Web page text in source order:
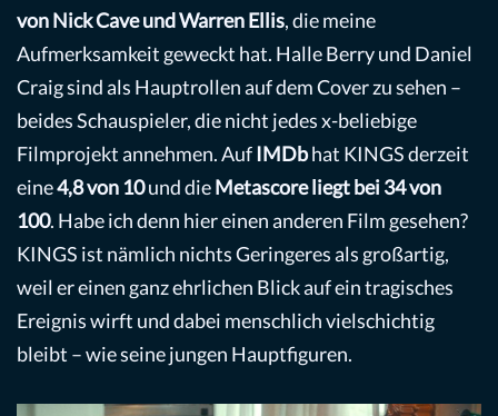
von Nick Cave und Warren Ellis, die meine
Aufmerksamkeit geweckt hat. Halle Berry und Daniel
Craig sind als Hauptrollen auf dem Cover zu sehen –
beides Schauspieler, die nicht jedes x-beliebige
Filmprojekt annehmen. AufIMDbhat KINGS derzeit
eine4,8 von 10und dieMetascore liegt bei 34 von
100. Habe ich denn hier einen anderen Film gesehen?
KINGS ist nämlich nichts Geringeres als großartig,
weil er einen ganz ehrlichen Blick auf ein tragisches
Ereignis wirft und dabei menschlich vielschichtig
bleibt – wie seine jungen Hauptfiguren.